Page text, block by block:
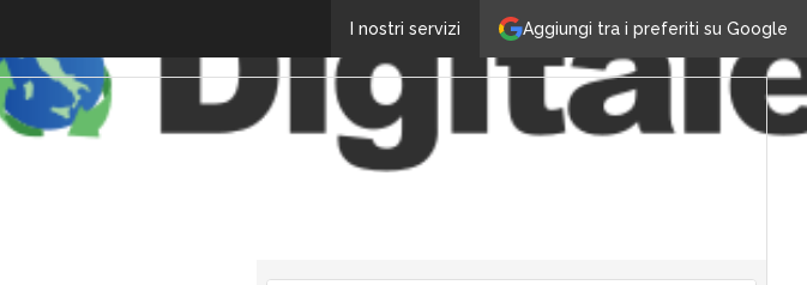
Aggiungi tra i preferiti su Google
I nostri servizi